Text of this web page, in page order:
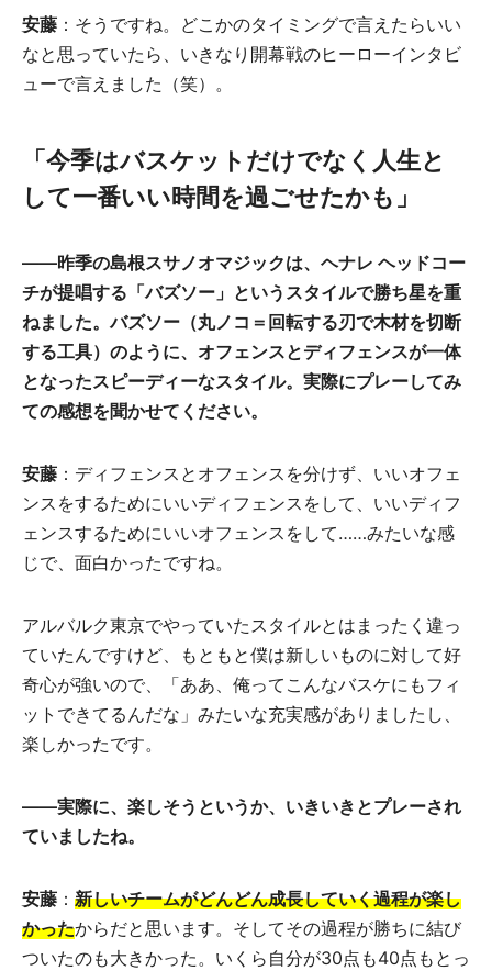
安藤 ：そうですね。どこかのタイミングで言えたらいい
なと思っていたら、いきなり開幕戦のヒーローインタビ
ューで言えました（笑）。
「今季はバスケットだけでなく人生と
して一番いい時間を過ごせたかも」
――昨季の島根スサノオマジックは、ヘナレ ヘッドコー
チが提唱する「バズソー」というスタイルで勝ち星を重
ねました。バズソー（丸ノコ＝回転する刃で木材を切断
する工具）のように、オフェンスとディフェンスが一体
となったスピーディーなスタイル。実際にプレーしてみ
ての感想を聞かせてください。
安藤 ：ディフェンスとオフェンスを分けず、いいオフェ
ンスをするためにいいディフェンスをして、いいディフ
ェンスするためにいいオフェンスをして……みたいな感
じで、面白かったですね。
アルバルク東京でやっていたスタイルとはまったく違っ
ていたんですけど、もともと僕は新しいものに対して好
奇心が強いので、「ああ、俺ってこんなバスケにもフィ
ットできてるんだな」みたいな充実感がありましたし、
楽しかったです。
――実際に、楽しそうというか、いきいきとプレーされ
ていましたね。
安藤 ： 新しいチームがどんどん成長していく過程が楽し
かったからだと思います。そしてその過程が勝ちに結び
ついたのも大きかった。いくら自分が30点も40点もとっ